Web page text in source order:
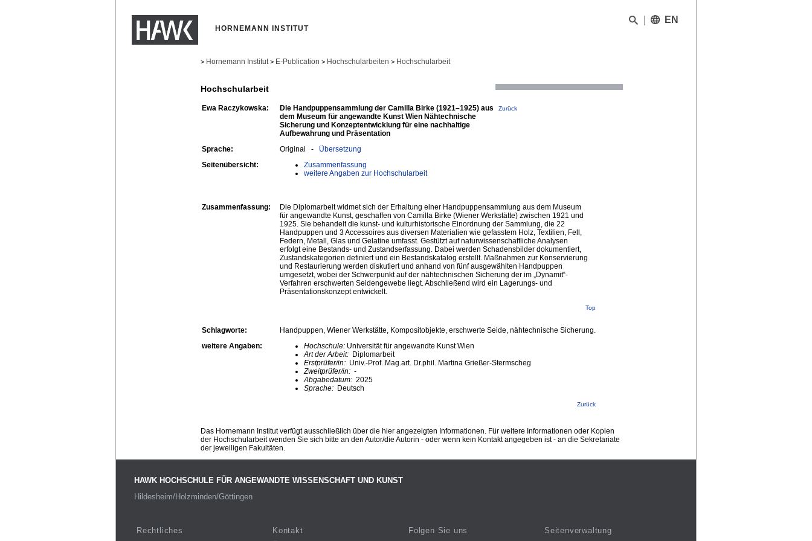
HORNEMANN INSTITUT
EN
> Hornemann Institut > E-Publication > Hochschularbeiten > Hochschularbeit
Hochschularbeit
Ewa Raczykowska:
Die Handpuppensammlung der Camilla Birke (1921–1925) aus
dem Museum für angewandte Kunst Wien Nähtechnische
Sicherung und Konzeptentwicklung für eine nachhaltige
Aufbewahrung und Präsentation
Zurück
Sprache: Original - Übersetzung
Seitenübersicht:
Zusammenfassung
weitere Angaben zur Hochschularbeit
Zusammenfassung:
Die Diplomarbeit widmet sich der Erhaltung einer Handpuppensammlung aus dem Museum
für angewandte Kunst, geschaffen von Camilla Birke (Wiener Werkstätte) zwischen 1921 und
1925. Sie behandelt die kunst- und kulturhistorische Einordnung der Sammlung, die 22
Handpuppen und 3 Accessoires aus diversen Materialien wie gefasstem Holz, Textilien, Fell,
Federn, Metall, Glas und Gelatine umfasst. Gestützt auf naturwissenschaftliche Analysen
erfolgt eine Bestands- und Zustandserfassung. Dabei werden Schadensbilder dokumentiert,
Zustandskategorien definiert und ein Bestandskatalog erstellt. Maßnahmen zur Konservierung
und Restaurierung werden diskutiert und anhand von fünf ausgewählten Handpuppen
umgesetzt, wobei der Schwerpunkt auf der nähtechnischen Sicherung der im „Dynamit“-
Verfahren erschwerten Seidengewebe liegt. Abschließend wird ein Lagerungs- und
Präsentationskonzept entwickelt.
Top
Schlagworte:
Handpuppen, Wiener Werkstätte, Kompositobjekte, erschwerte Seide, nähtechnische Sicherung.
weitere Angaben:
Hochschule: Universität für angewandte Kunst Wien
Art der Arbeit: Diplomarbeit
Erstprüfer/in: Univ.-Prof. Mag.art. Dr.phil. Martina Grießer-Stermscheg
Zweitprüfer/in: -
Abgabedatum: 2025
Sprache: Deutsch
Zurück
Das Hornemann Institut verfügt ausschließlich über die hier angezeigten Informationen. Für weitere Informationen oder Kopien
der Hochschularbeit wenden Sie sich bitte an den Autor/die Autorin - oder wenn kein Kontakt angegeben ist - an die Sekretariate
der jeweiligen Fakultäten.
HAWK HOCHSCHULE FÜR ANGEWANDTE WISSENSCHAFT UND KUNST
Hildesheim/Holzminden/Göttingen
Rechtliches
Kontakt
Folgen Sie uns
Seitenverwaltung